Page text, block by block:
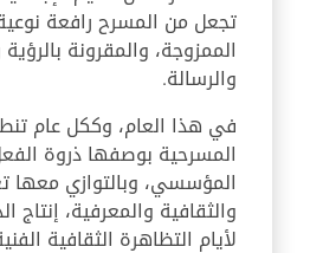
تجعل من المسرح رافعة
الممزوجة، والمقرونة
والرسالة.
في هذا العام، وككل عام
المسرحية بوصفها ذروة
المؤسسي، وبالتوازي معها
والثقافية والمعرفية، إنتاج
لأيام التظاهرة الثقافية